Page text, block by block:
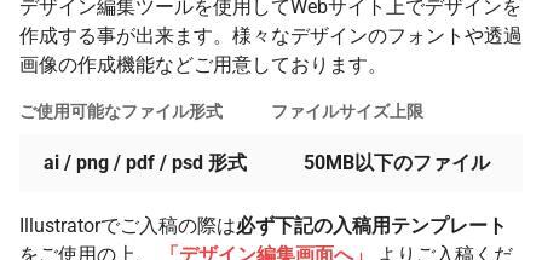
デザイン編集ツールを使用してWebサイト上でデザインを
作成する事が出来ます。様々なデザインのフォントや透過
画像の作成機能などご用意しております。
ご使用可能なファイル形式
ai / png / pdf / psd 形式
ファイルサイズ上限
50MB以下のファイル
Illustratorでご入稿の際は必ず下記の入稿用テンプレート
をご使用の上、
「デザイン編集画面へ」
よりご入稿くだ